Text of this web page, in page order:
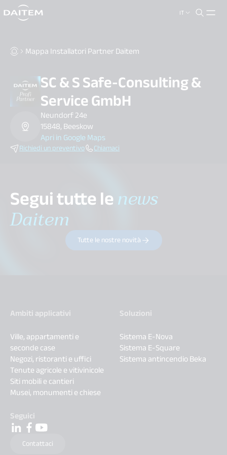
IT
search.label
Mappa Installatori Partner Daitem
SC & S Safe-Consulting &
Service GmbH
Neundorf 24e
15848, Beeskow
Apri in Google Maps
Richiedi un preventivo Chiamaci
Segui tutte lenews
Daitem
Tutte le nostre novità
Ambiti applicativi
Ville, appartamenti e
seconde case
Negozi, ristoranti e uffici
Tenute agricole e vitivinicole
Siti mobili e cantieri
Musei, monumenti e chiese
Soluzioni
Sistema E-Nova
Sistema E-Square
Sistema antincendio Beka
Seguici
Contattaci